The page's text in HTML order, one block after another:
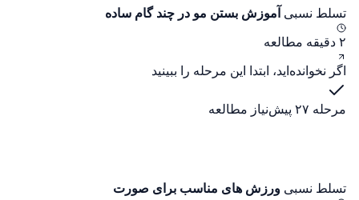
تسلط نسبی آموزش بستن مو در چند گام ساده
۲ دقیقه مطالعه
اگر نخوانده‌اید، ابتدا این مرحله را ببینید
مرحله ۲۷ پیش‌نیاز مطالعه
تسلط نسبی ورزش های مناسب برای صورت